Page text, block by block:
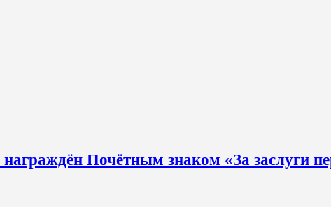
Почётным знаком «За заслуги